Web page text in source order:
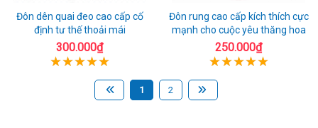
Đôn dên quai đeo cao cấp cố
định tư thế thoải mái
300.000₫
Đôn rung cao cấp kích thích cực
mạnh cho cuộc yêu thăng hoa
250.000₫
1 2